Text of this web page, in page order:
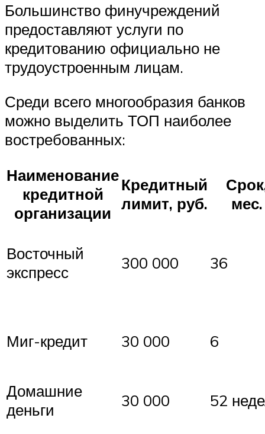
Большинство финучреждений
предоставляют услуги по
кредитованию официально не
трудоустроенным лицам.
Среди всего многообразия банков
можно выделить ТОП наиболее
востребованных:
Наименование
кредитной
организации
Кредитный
лимит, руб.
мес.
Восточный
экспресс
300 000 36
Миг-кредит 30 000 6
Домашние
деньги
30 000 52